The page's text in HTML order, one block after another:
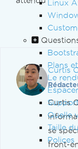
Linux
Plans
Le
Quelle
Taille
Polices
Curtis
Curtis
se
front-